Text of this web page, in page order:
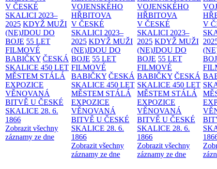
V ČESKÉ
SKALICI 2023–
2025 KDYŽ MUŽI
(NE)JDOU DO
BOJE 55 LET
FILMOVÉ
BABIČKY ČESKÁ
SKALICE 450 LET
MĚSTEM STÁLÁ
EXPOZICE
VĚNOVANÁ
BITVĚ U ČESKÉ
SKALICE 28. 6.
1866
Zobrazit všechny
záznamy ze dne
VOJENSKÉHO
HŘBITOVA
V ČESKÉ
SKALICI 2023–
2025 KDYŽ MUŽI
(NE)JDOU DO
BOJE 55 LET
FILMOVÉ
BABIČKY ČESKÁ
SKALICE 450 LET
MĚSTEM STÁLÁ
EXPOZICE
VĚNOVANÁ
BITVĚ U ČESKÉ
SKALICE 28. 6.
1866
Zobrazit všechny
záznamy ze dne
VOJENSKÉHO
HŘBITOVA
V ČESKÉ
SKALICI 2023–
2025 KDYŽ MUŽI
(NE)JDOU DO
BOJE 55 LET
FILMOVÉ
BABIČKY ČESKÁ
SKALICE 450 LET
MĚSTEM STÁLÁ
EXPOZICE
VĚNOVANÁ
BITVĚ U ČESKÉ
SKALICE 28. 6.
1866
Zobrazit všechny
záznamy ze dne
V